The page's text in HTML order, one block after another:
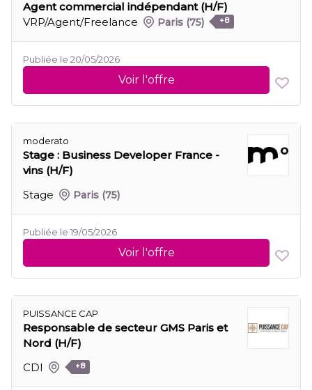
Agent commercial indépendant (H/F)
VRP/Agent/Freelance
Paris (75) +8
Publiée le 20/05/2026
Voir l'offre
moderato
Stage : Business Developer France -
vins (H/F)
Stage
Paris (75)
Publiée le 19/05/2026
Voir l'offre
PUISSANCE CAP
Responsable de secteur GMS Paris et
Nord (H/F)
CDI
+8